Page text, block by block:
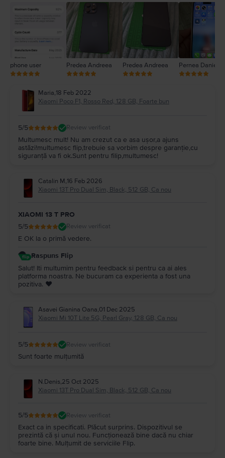
phone user Predea Andreea Predea Andreea Pernea Daniel
Maria,18 Feb 2022
Xiaomi Poco F1, Rosso Red, 128 GB, Foarte bun
5/5 Review verificat
Multumesc mult! Nu am crezut ca e asa ușor,a ajuns
astăzi!multumesc flip,trebuie sa vorbim despre garanție,cu
siguranță va fi ok.Sunt pentru filip,multumesc!
Catalin M,16 Feb 2026
Xiaomi 13T Pro Dual Sim, Black, 512 GB, Ca nou
XIAOMI 13 T PRO
5/5 Review verificat
E OK la o primă vedere.
Raspuns Flip
Salut! Iti multumim pentru feedback si pentru ca ai ales
platforma noastra. Ne bucuram ca experienta a fost una
pozitiva. ❤️
Asavei Gianina Oana,01 Dec 2025
Xiaomi Mi 10T Lite 5G, Pearl Gray, 128 GB, Ca nou
5/5 Review verificat
Sunt foarte mulțumită
N.Denis,25 Oct 2025
Xiaomi 13T Pro Dual Sim, Black, 512 GB, Ca nou
5/5 Review verificat
Exact ca in specificati. Plăcut surprins. Dispozitivul se
prezintă că și unul nou. Funcționează bine dacă nu chiar
foarte bine. Mulțumit de serviciile Flip.